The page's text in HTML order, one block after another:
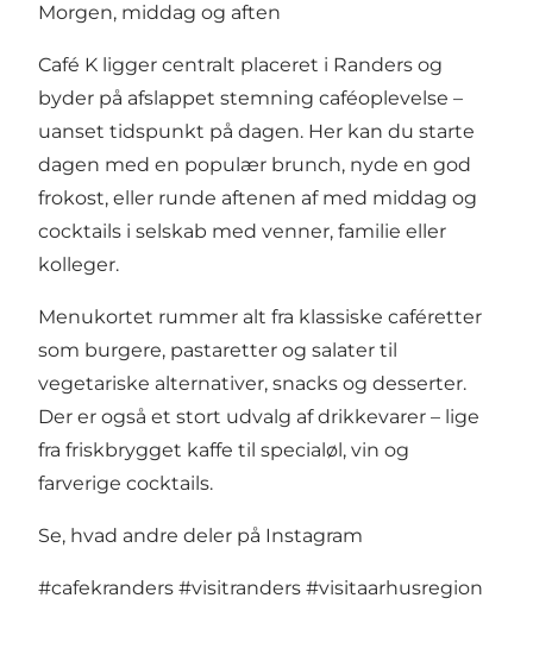
Morgen, middag og aften
Café K ligger centralt placeret i Randers og
byder på afslappet stemning caféoplevelse –
uanset tidspunkt på dagen. Her kan du starte
dagen med en populær brunch, nyde en god
frokost, eller runde aftenen af med middag og
cocktails i selskab med venner, familie eller
kolleger.
Menukortet rummer alt fra klassiske caféretter
som burgere, pastaretter og salater til
vegetariske alternativer, snacks og desserter.
Der er også et stort udvalg af drikkevarer – lige
fra friskbrygget kaffe til specialøl, vin og
farverige cocktails.
Se, hvad andre deler på Instagram
#cafekranders #visitranders #visitaarhusregion